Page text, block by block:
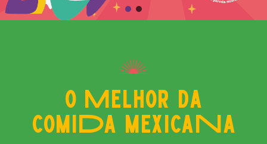
o Melhor da
comiDa mexicaNa